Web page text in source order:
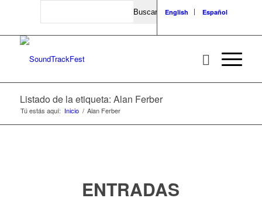
Search
English Español
Listado de la etiqueta: Alan Ferber
Tú estás aquí: Inicio / Alan Ferber
ENTRADAS